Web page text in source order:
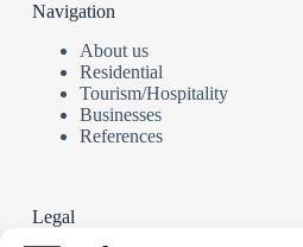
Navigation
About us
Residential
Tourism/Hospitality
Businesses
References
Legal